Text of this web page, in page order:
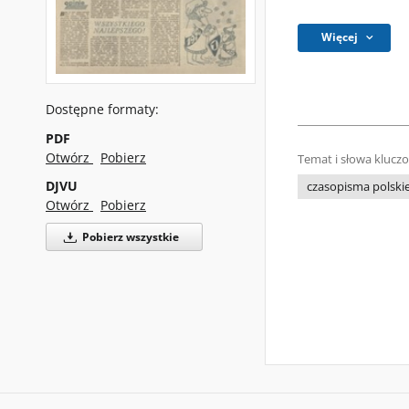
Dostępne formaty:
PDF
Otwórz
Pobierz
DJVU
Otwórz
Pobierz
Pobierz wszystkie
Więcej
Temat i słowa
czasopisma